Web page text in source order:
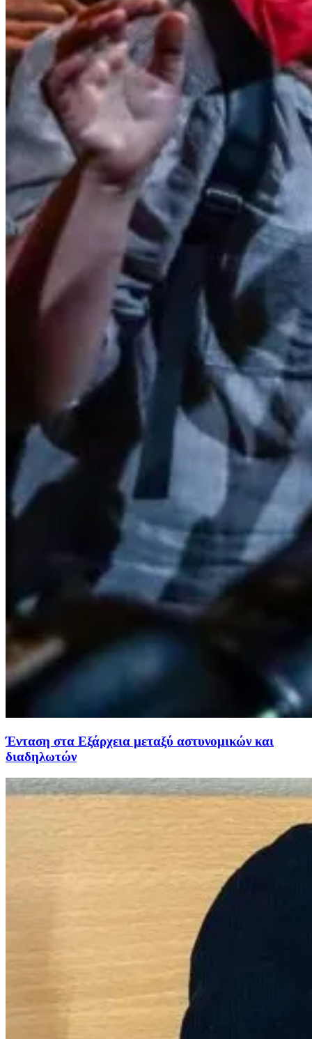
Ένταση στα Εξάρχεια μεταξύ αστυνομικών και
διαδηλωτών